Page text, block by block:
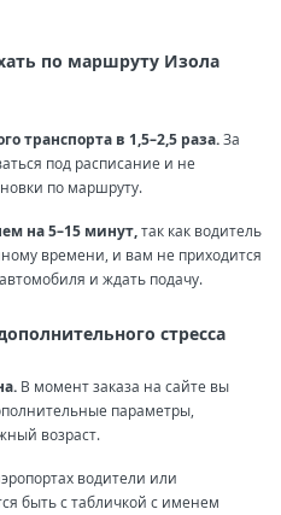
по маршруту Изола
транспорта в 1,5–2,5 раза.За
под расписание и не
по маршруту.
на 5–15 минут,так как водитель
времени, и вам не приходится
и ждать подачу.
стресса
В момент заказа на сайте вы
параметры,
возраст.
водители или
быть с табличкой с именем